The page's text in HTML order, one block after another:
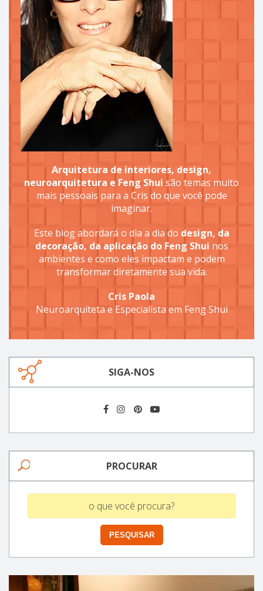
Arquitetura de interiores, design,
neuroarquitetura e Feng Shui são temas muito
mais pessoais para a Cris do que você pode
imaginar.
Este blog abordará o dia a dia do design, da
decoração, da aplicação do Feng Shui nos
ambientes e como eles impactam e podem
transformar diretamente sua vida.
Cris Paola
Neuroarquiteta e Especialista em Feng Shui
SIGA-NOS
PROCURAR